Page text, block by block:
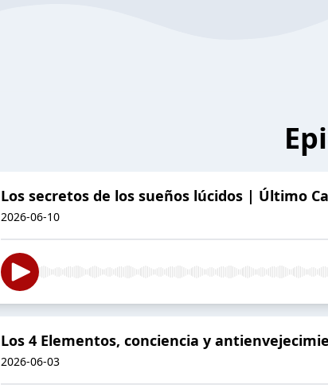
Los secretos de los sueños lúcidos | Último
2026-06-10
Los 4 Elementos, conciencia y
2026-06-03